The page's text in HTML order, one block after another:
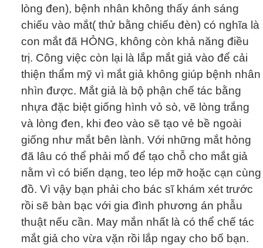
lòng đen), bệnh nhân không thấy ánh sáng
chiếu vào mắt( thử bằng chiếu đèn) có nghĩa là
con mắt đã HỎNG, không còn khả năng điều
trị. Công việc còn lại là lắp mắt giả vào để cải
thiện thẩm mỹ vì mắt giả không giúp bệnh nhân
nhìn được. Mắt giả là bộ phận chế tác bằng
nhựa đặc biệt giống hình vỏ sò, vẽ lòng trắng
và lòng đen, khi đeo vào sẽ tạo vẻ bề ngoài
giống như mắt bên lành. Với những mắt hỏng
đã lâu có thể phải mổ để tạo chỗ cho mắt giả
nằm vì có biến dạng, teo lép mỡ hoặc cạn cùng
đồ. Vì vậy bạn phải cho bác sĩ khám xét trước
rồi sẽ bàn bạc với gia đình phương án phẫu
thuật nếu cần. May mắn nhất là có thể chế tác
mắt giả cho vừa vặn rồi lắp ngay cho bố bạn.